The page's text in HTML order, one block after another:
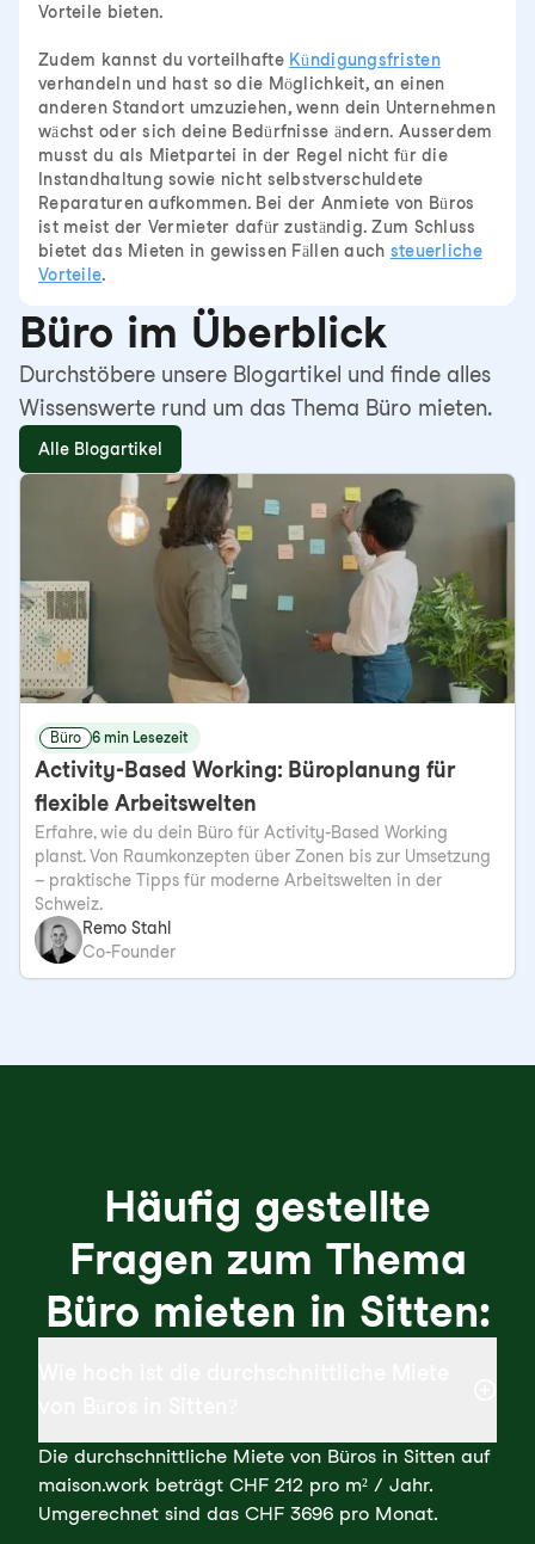
Vorteile bieten.
Zudem kannst du vorteilhafte Kündigungsfristen
verhandeln und hast so die Möglichkeit, an einen
anderen Standort umzuziehen, wenn dein Unternehmen
wächst oder sich deine Bedürfnisse ändern. Ausserdem
musst du als Mietpartei in der Regel nicht für die
Instandhaltung sowie nicht selbstverschuldete
Reparaturen aufkommen. Bei der Anmiete von Büros
ist meist der Vermieter dafür zuständig. Zum Schluss
bietet das Mieten in gewissen Fällen auch steuerliche
Vorteile.
Büro im Überblick
Durchstöbere unsere Blogartikel und finde alles
Wissenswerte rund um das Thema Büro mieten.
Alle Blogartikel
Büro 6 min Lesezeit
Activity-Based Working: Büroplanung für
flexible Arbeitswelten
Erfahre, wie du dein Büro für Activity-Based Working
planst. Von Raumkonzepten über Zonen bis zur Umsetzung
– praktische Tipps für moderne Arbeitswelten in der
Schweiz.
Remo Stahl
Co-Founder
Häufig gestellte
Fragen zum Thema
Büro mieten in Sitten:
Die durchschnittliche Miete von Büros in Sitten auf
maison.work beträgt CHF 212 pro m² / Jahr.
Umgerechnet sind das CHF 3696 pro Monat.